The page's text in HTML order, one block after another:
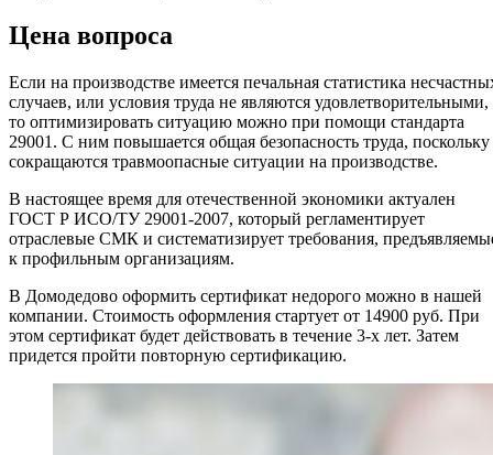
Цена вопроса
Если на производстве имеется печальная статистика
случаев, или условия труда не являются удовлетворительными,
то оптимизировать ситуацию можно при помощи стандарта
29001. С ним повышается общая безопасность труда, поскольку
сокращаются травмоопасные ситуации на производстве.
В настоящее время для отечественной экономики актуален
ГОСТ Р ИСО/ТУ 29001-2007, который регламентирует
отраслевые СМК и систематизирует требования,
к профильным организациям.
В Домодедово оформить сертификат недорого можно в нашей
компании. Стоимость оформления стартует от 14900 руб. При
этом сертификат будет действовать в течение 3-х лет. Затем
придется пройти повторную сертификацию.